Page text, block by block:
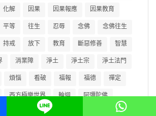
化解 因果 因果報應 因果教育
平等 往生 忍辱 念佛 念佛往生
持戒 放下 教育 斷惡修善 智慧
消業障 淨土 淨土宗 淨土法門
煩惱 看破 福報 福德 禪定
西方極樂世界 輪迴 阿彌陀佛